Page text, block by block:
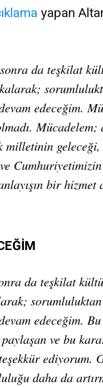
yapan
da teşkilat
edeceğim.
Mücadelem;
milletinin geleceği,
Cumhuriyetimizin
bir hizmet
da teşkilat
edeceğim.
ve bu
ediyorum.
daha da